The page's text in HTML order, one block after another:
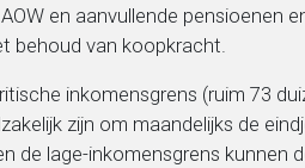
en aanvullende pensioenen
behoud van koopkracht.
inkomensgrens (ruim 73
zijn om maandelijks de
de lage-inkomensgrens kunnen